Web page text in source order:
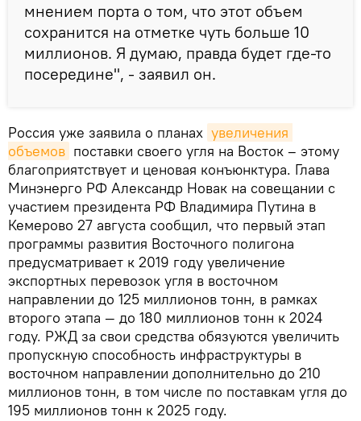
мнением порта о том, что этот объем
сохранится на отметке чуть больше 10
миллионов. Я думаю, правда будет где-то
посередине", - заявил он.
Россия уже заявила о планах увеличения
объемов поставки своего угля на Восток – этому
благоприятствует и ценовая конъюнктура. Глава
Минэнерго РФ Александр Новак на совещании с
участием президента РФ Владимира Путина в
Кемерово 27 августа сообщил, что первый этап
программы развития Восточного полигона
предусматривает к 2019 году увеличение
экспортных перевозок угля в восточном
направлении до 125 миллионов тонн, в рамках
второго этапа — до 180 миллионов тонн к 2024
году. РЖД за свои средства обязуются увеличить
пропускную способность инфраструктуры в
восточном направлении дополнительно до 210
миллионов тонн, в том числе по поставкам угля до
195 миллионов тонн к 2025 году.